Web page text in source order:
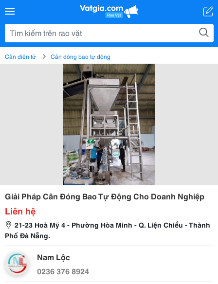
Cân điện tử Cân đóng bao tự động
Giải Pháp Cân Đóng Bao Tự Động Cho Doanh Nghiệp
Liên hệ
21-23 Hoà Mỹ 4 - Phường Hòa Minh - Q. Liện Chiểu - Thành
Phố Đà Nẵng.
Nam Lộc
0236 376 8924